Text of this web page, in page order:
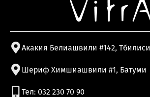
Акакия Белиашвили #142, Тбилиси
Шериф Химшиашвили #1, Батуми
Тел: 032 230 70 90